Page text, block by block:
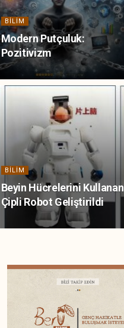
BILIM
Modern Putçuluk:
Pozitivizm
BILIM
Beyin Hücrelerini Kullanan
Çipli Robot Geliştirildi